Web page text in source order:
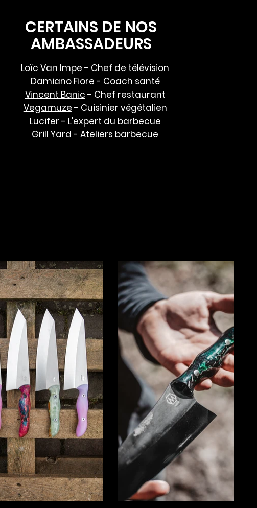
CERTAINS DE NOS
AMBASSADEURS
Loïc Van Impe - Chef de télévision
Damiano Fiore - Coach santé
Vincent Banic - Chef restaurant
Vegamuze - Cuisinier végétalien
Lucifer - L'expert du barbecue
Grill Yard - Ateliers barbecue